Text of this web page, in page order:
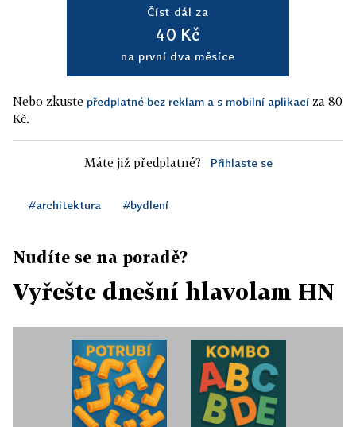
Číst dál za
40 Kč
na první dva měsíce
Nebo zkuste předplatné bez reklam a s mobilní aplikací za 80
Kč.
Máte již předplatné? Přihlaste se
#architektura #bydlení
Nudíte se na poradě?
Vyřešte dnešní hlavolam HN